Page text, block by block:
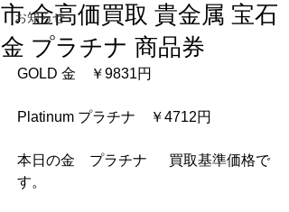
お知らせ
市 金高価買取 貴金属 宝石
金 プラチナ 商品券
GOLD 金　￥9831円
Platinum プラチナ　￥4712円
本日の金　プラチナ　  買取基準価格で
す。